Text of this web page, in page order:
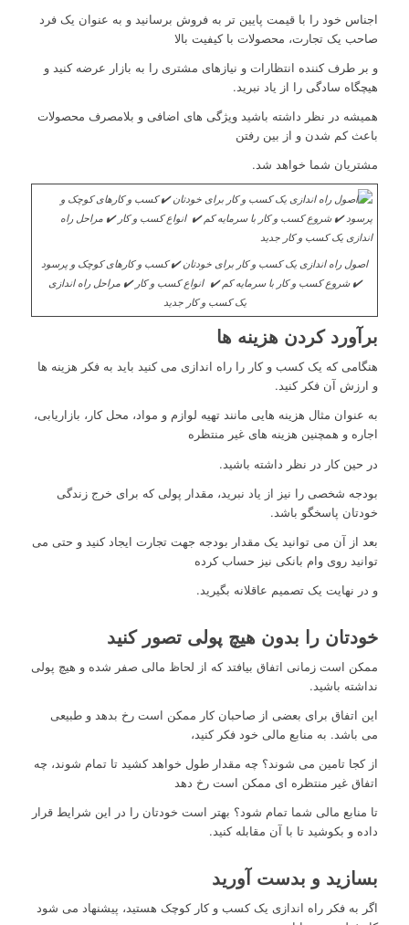
اجناس خود را با قیمت پایین تر به فروش برسانید و به عنوان یک فرد
صاحب یک تجارت، محصولات با کیفیت بالا
و بر طرف کننده انتظارات و نیازهای مشتری را به بازار عرضه کنید و
هیچگاه سادگی را از یاد نبرید.
همیشه در نظر داشته باشید ویژگی های اضافی و بلامصرف محصولات
باعث کم شدن و از بین رفتن
مشتریان شما خواهد شد.
اصول راه اندازی یک کسب و کار برای خودتان ✔️ کسب و کارهای کوچک و پرسود
✔️ شروع کسب و کار با سرمایه کم ✔️ انواع کسب و کار ✔️ مراحل راه اندازی
یک کسب و کار جدید
برآورد کردن هزینه ها
هنگامی که یک کسب و کار را راه اندازی می کنید باید به فکر هزینه ها
و ارزش آن فکر کنید.
به عنوان مثال هزینه هایی مانند تهیه لوازم و مواد، محل کار، بازاریابی،
اجاره و همچنین هزینه های غیر منتظره
در حین کار در نظر داشته باشید.
بودجه شخصی را نیز از یاد نبرید، مقدار پولی که برای خرج زندگی
خودتان پاسخگو باشد.
بعد از آن می توانید یک مقدار بودجه جهت تجارت ایجاد کنید و حتی می
توانید روی وام بانکی نیز حساب کرده
و در نهایت یک تصمیم عاقلانه بگیرید.
خودتان را بدون هیچ پولی تصور کنید
ممکن است زمانی اتفاق بیافتد که از لحاظ مالی صفر شده و هیچ پولی
نداشته باشید.
این اتفاق برای بعضی از صاحبان کار ممکن است رخ بدهد و طبیعی
می باشد. به منابع مالی خود فکر کنید،
از کجا تامین می شوند؟ چه مقدار طول خواهد کشید تا تمام شوند، چه
اتفاق غیر منتظره ای ممکن است رخ دهد
تا منابع مالی شما تمام شود؟ بهتر است خودتان را در این شرایط قرار
داده و بکوشید تا با آن مقابله کنید.
بسازید و بدست آورید
اگر به فکر راه اندازی یک کسب و کار کوچک هستید، پیشنهاد می شود